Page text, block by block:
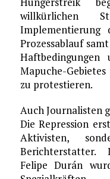
willkürlichen
Implementierung
Prozessablauf
Mapuche-
zu protestieren.
Auch Journalisten
Die Repression
Aktivisten,
Berichterstatter.
Felipe Durán